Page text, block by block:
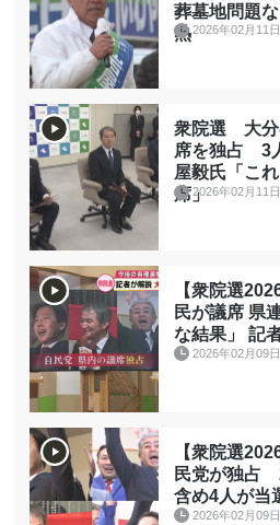
葬墓地問題
熱2026年02月11
衆院選 大分
席を独占 3
屋毅氏「こ
席」2026年02月11
【衆院選
民が議席 県
な結果」 記
2026年02月09
【衆院選
民党が独占
含め4人が当
2026年02月09